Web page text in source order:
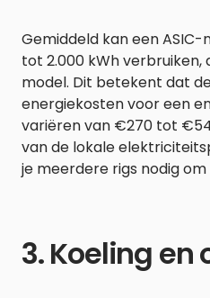
Gemiddeld kan een
tot 2.000 kWh verbruiken,
model. Dit betekent dat
energiekosten voor een
variëren van €270 tot
van de lokale
je meerdere rigs nodig
3. Koeling en